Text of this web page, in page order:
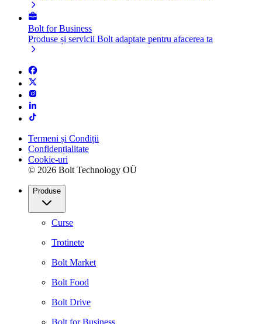
Bolt for Business
Produse și servicii Bolt adaptate pentru afacerea ta
Termeni și Condiții
Confidențialitate
Cookie-uri
© 2026 Bolt Technology OÜ
Produse
Curse
Trotinete
Bolt Market
Bolt Food
Bolt Drive
Bolt for Business